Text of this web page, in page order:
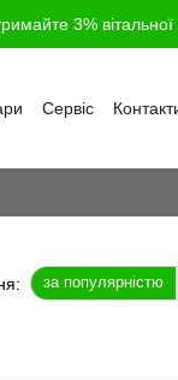
3%
Сервіс
за популярністю